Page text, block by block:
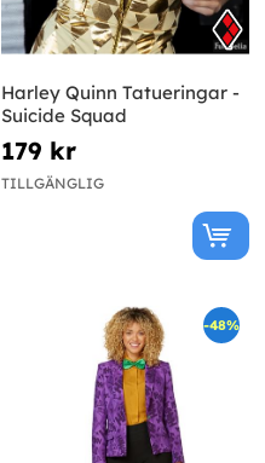
Harley Quinn Tatueringar -
Suicide Squad
179 kr
TILLGÄNGLIG
-48%